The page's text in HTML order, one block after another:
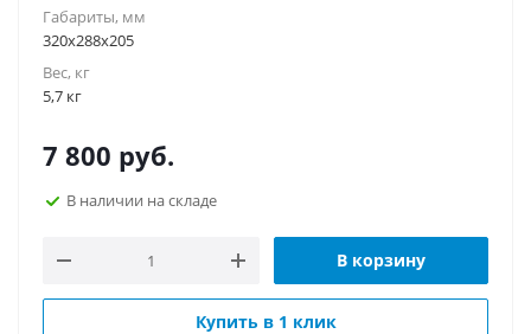
Габариты, мм
320х288х205
Вес, кг
5,7 кг
7 800 руб.
В наличии на складе
В корзину
Купить в 1 клик